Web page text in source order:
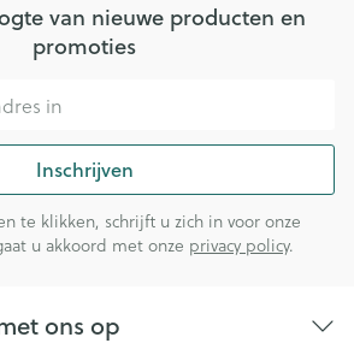
van nieuwe producten en
promoties
Inschrijven
te klikken, schrijft u zich in voor onze
u akkoord met onze privacy policy.
ons op